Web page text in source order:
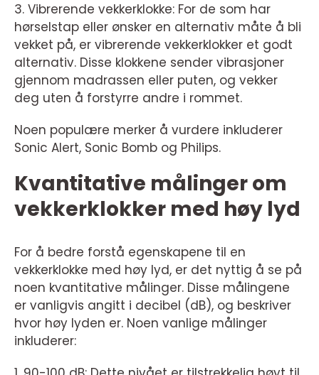
3. Vibrerende vekkerklokke: For de som har
hørselstap eller ønsker en alternativ måte å bli
vekket på, er vibrerende vekkerklokker et godt
alternativ. Disse klokkene sender vibrasjoner
gjennom madrassen eller puten, og vekker
deg uten å forstyrre andre i rommet.
Noen populære merker å vurdere inkluderer
Sonic Alert, Sonic Bomb og Philips.
Kvantitative målinger om
vekkerklokker med høy lyd
For å bedre forstå egenskapene til en
vekkerklokke med høy lyd, er det nyttig å se på
noen kvantitative målinger. Disse målingene
er vanligvis angitt i decibel (dB), og beskriver
hvor høy lyden er. Noen vanlige målinger
inkluderer: